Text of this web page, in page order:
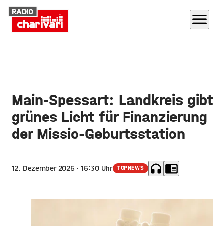
menu
Main-Spessart: Landkreis gibt
grünes Licht für Finanzierung
der Missio-Geburtsstation
12. Dezember 2025 · 15:30 Uhr TOPNEWS headphones chrome_reader_mode